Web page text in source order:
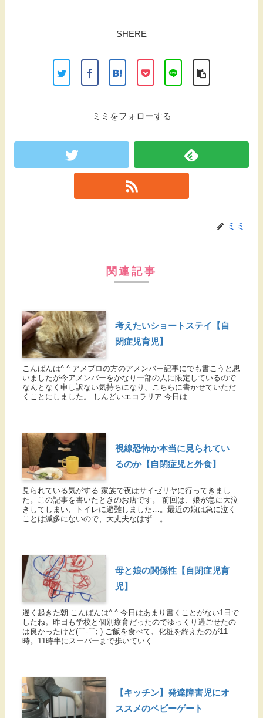
SHERE
ミミをフォローする
ミミ
関連記事
考えたいショートステイ【自
閉症児育児】
こんばんは^ ^ アメブロの方のアメンバー記事にでも書こうと思
いましたが今アメンバーをかなり一部の人に限定しているので
なんとなく申し訳ない気持ちになり、こちらに書かせていただ
くことにしました。 しんどいエコラリア 今日は...
視線恐怖か本当に見られてい
るのか【自閉症児と外食】
見られている気がする 家族で夜はサイゼリヤに行ってきまし
た。この記事を書いたときのお店です。 前回は、娘が急に大泣
きしてしまい、トイレに避難しました…。最近の娘は急に泣く
ことは滅多にないので、大丈夫なはず…。 ...
母と娘の関係性【自閉症児育
児】
遅く起きた朝 こんばんは^ ^ 今日はあまり書くことがない1日で
したね。昨日も学校と個別療育だったのでゆっくり過ごせたの
は良かったけど(⌒-⌒; ) ご飯を食べて、化粧を終えたのが11
時。11時半にスーパーまで歩いていく...
【キッチン】発達障害児にオ
ススメのベビーゲート